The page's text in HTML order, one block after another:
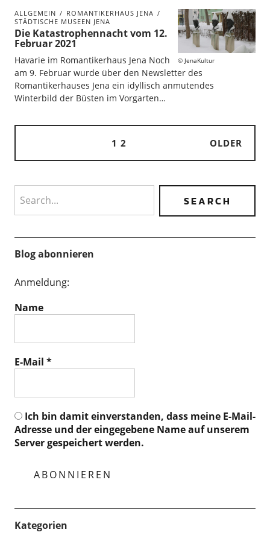
JenaKultur
ALLGEMEIN
ROMANTIKERHAUS JENA
STÄDTISCHE MUSEEN JENA
Die Katastrophennacht vom 12.
Februar 2021
Havarie im Romantikerhaus Jena Noch
am 9. Februar wurde über den Newsletter des
Romantikerhauses Jena ein idyllisch anmutendes
Winterbild der Büsten im Vorgarten…
1 2 OLDER
Blog abonnieren
Anmeldung:
Name
E-Mail *
Ich bin damit einverstanden, dass meine E-Mail-
Adresse und der eingegebene Name auf unserem
Server gespeichert werden.
Kategorien